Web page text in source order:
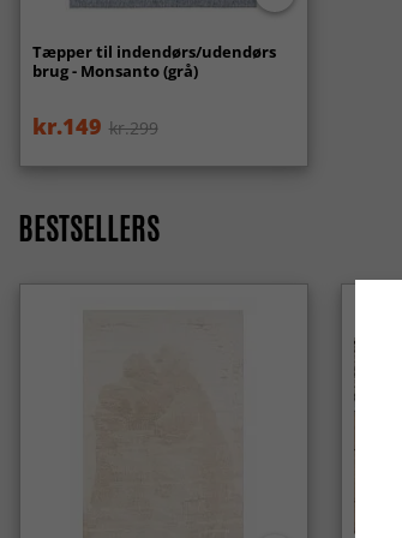
Tæpper til indendørs/udendørs
brug - Monsanto (grå)
kr.149 kr.299
BESTSELLERS